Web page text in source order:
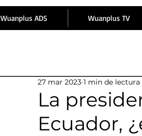
Wuanplus ADS Wuanplus TV
La
Ecuador,
27 mar 2023 1 min de lectura